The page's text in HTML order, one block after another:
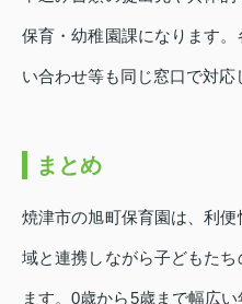
保育・幼稚園課になります
い合わせ等も同じ窓口で対応
まとめ
焼津市の旭町保育園は、利
域と連携しながら子どもた
ます。0歳から5歳まで幅広